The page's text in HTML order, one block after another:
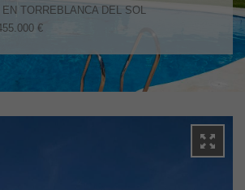
TORREBLANCA DEL SOL
€